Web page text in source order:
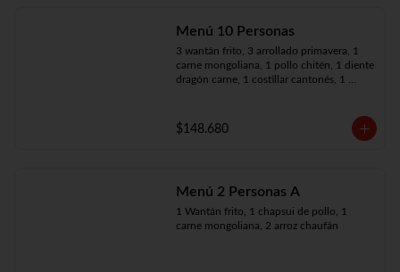
Menú 10 Personas
3 wantán frito, 3 arrollado primavera, 1
carne mongoliana, 1 pollo chitén, 1 diente
dragón carne, 1 costillar cantonés, 1
10 arroz chaufán
$148.680
Menú 2 Personas A
1 Wantán frito, 1 chapsui de pollo, 1
carne mongoliana, 2 arroz chaufán